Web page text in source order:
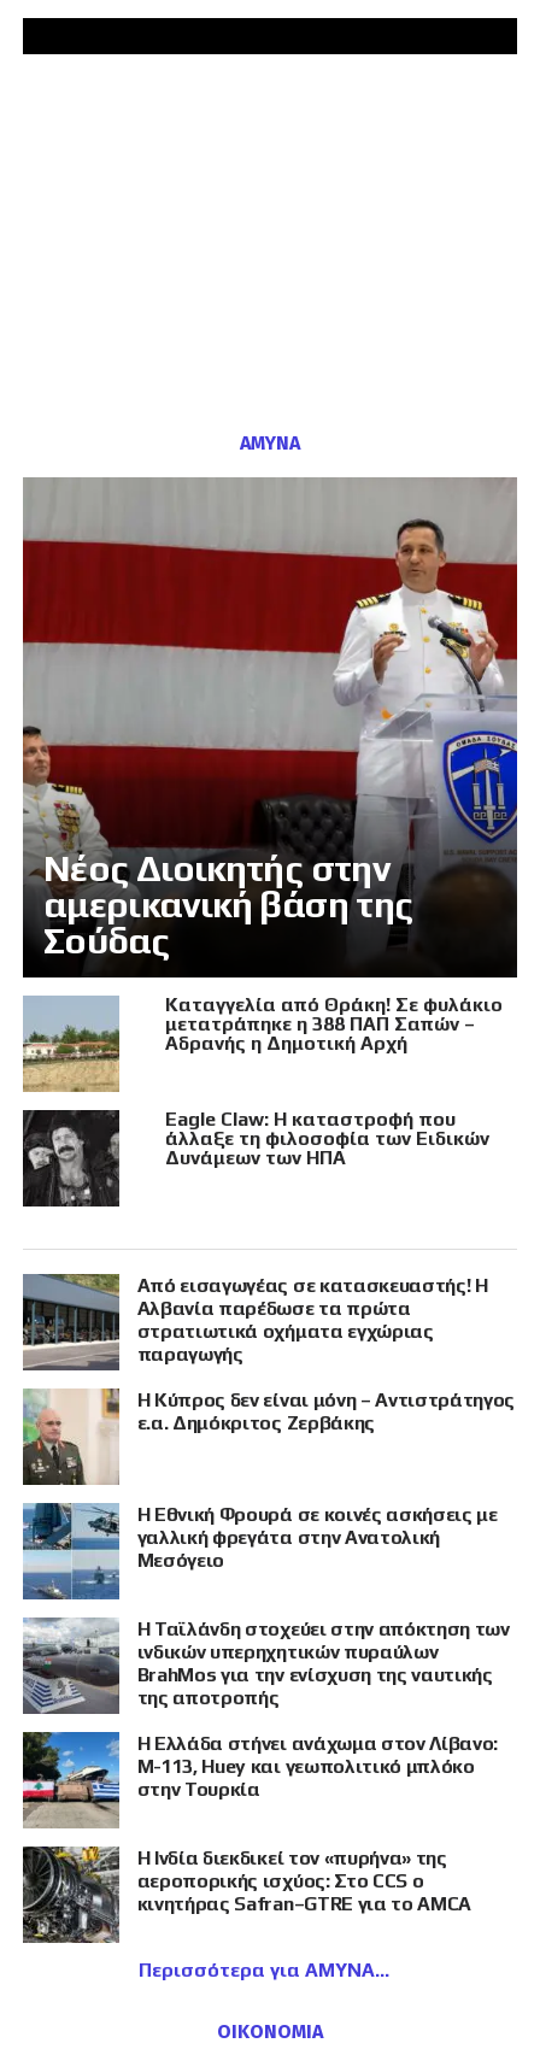
ΑΜΥΝΑ
Νέος Διοικητής στην
αμερικανική βάση της
Σούδας
Καταγγελία από Θράκη! Σε φυλάκιο
μετατράπηκε η 388 ΠΑΠ Σαπών –
Αδρανής η Δημοτική Αρχή
Eagle Claw: Η καταστροφή που
άλλαξε τη φιλοσοφία των Ειδικών
Δυνάμεων των ΗΠΑ
Από εισαγωγέας σε κατασκευαστής! Η
Αλβανία παρέδωσε τα πρώτα
στρατιωτικά οχήματα εγχώριας
παραγωγής
Η Κύπρος δεν είναι μόνη – Αντιστράτηγος
ε.α. Δημόκριτος Ζερβάκης
Η Εθνική Φρουρά σε κοινές ασκήσεις με
γαλλική φρεγάτα στην Ανατολική
Μεσόγειο
Η Ταϊλάνδη στοχεύει στην απόκτηση των
ινδικών υπερηχητικών πυραύλων
BrahMos για την ενίσχυση της ναυτικής
της αποτροπής
Η Ελλάδα στήνει ανάχωμα στον Λίβανο:
M-113, Huey και γεωπολιτικό μπλόκο
στην Τουρκία
Η Ινδία διεκδικεί τον «πυρήνα» της
αεροπορικής ισχύος: Στο CCS ο
κινητήρας Safran–GTRE για το AMCA
Περισσότερα για ΑΜΥΝΑ
ΟΙΚΟΝΟΜΙΑ